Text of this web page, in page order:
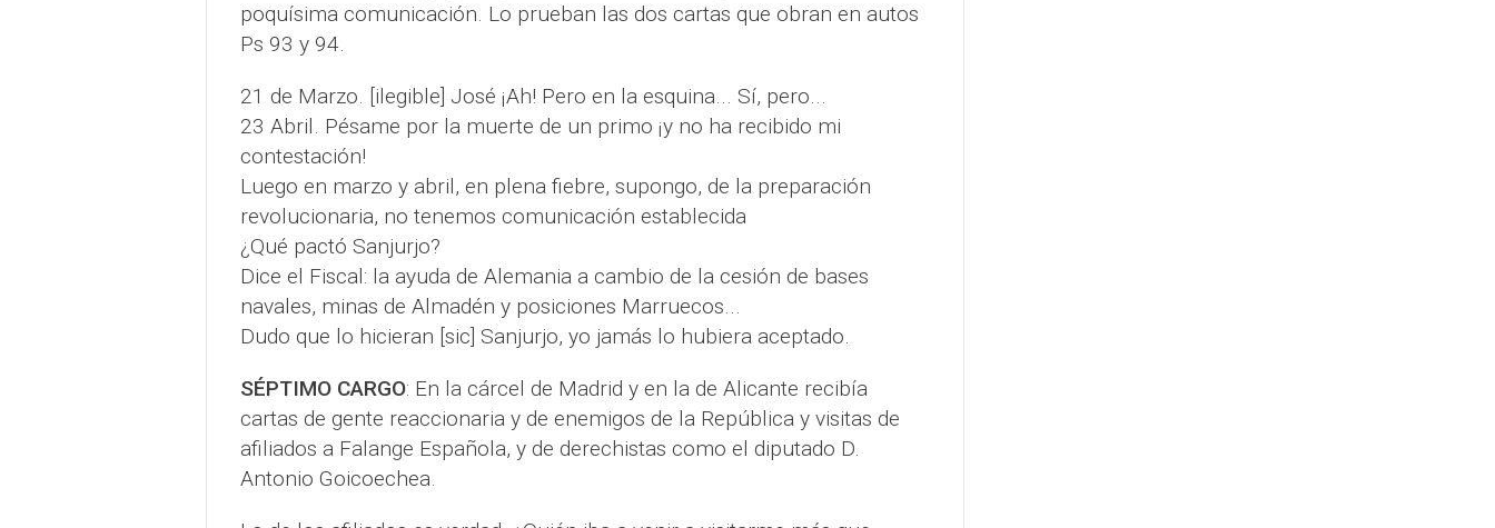
poquísima comunicación. Lo prueban las dos cartas que obran en autos
Ps 93 y 94.
21 de Marzo. [ilegible] José ¡Ah! Pero en la esquina... Sí, pero...
23 Abril. Pésame por la muerte de un primo ¡y no ha recibido mi
contestación!
Luego en marzo y abril, en plena fiebre, supongo, de la preparación
revolucionaria, no tenemos comunicación establecida
¿Qué pactó Sanjurjo?
Dice el Fiscal: la ayuda de Alemania a cambio de la cesión de bases
navales, minas de Almadén y posiciones Marruecos...
Dudo que lo hicieran [sic] Sanjurjo, yo jamás lo hubiera aceptado.
SÉPTIMO CARGO: En la cárcel de Madrid y en la de Alicante recibía
cartas de gente reaccionaria y de enemigos de la República y visitas de
afiliados a Falange Española, y de derechistas como el diputado D.
Antonio Goicoechea.